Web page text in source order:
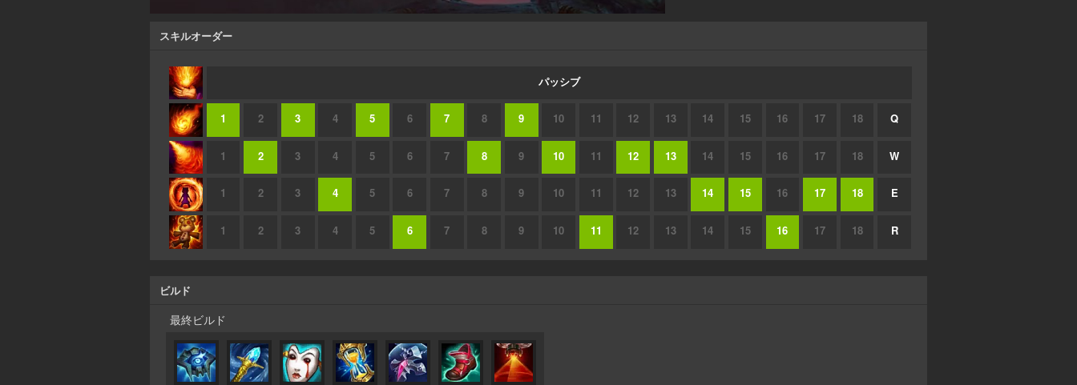
スキルオーダー
パッシブ
1 2 3 4 5 6 7 8 9 10 11 12 13 14 15 16 17 18 Q
1 2 3 4 5 6 7 8 9 10 11 12 13 14 15 16 17 18 W
1 2 3 4 5 6 7 8 9 10 11 12 13 14 15 16 17 18 E
1 2 3 4 5 6 7 8 9 10 11 12 13 14 15 16 17 18 R
ビルド
最終ビルド